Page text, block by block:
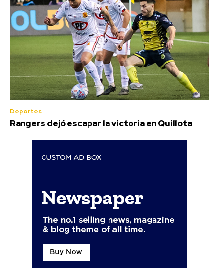
Deportes
Rangers dejó escapar la victoria en Quillota